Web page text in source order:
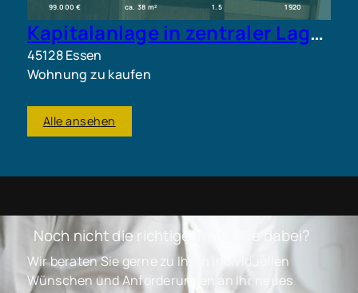
99.000 € ca. 38 m² 1.5 1920
Kapitalanlage in zentraler Lage – vermietete 1,5-Zimmer-Wohnung mit Potenzial
45128 Essen
Wohnung zu kaufen
Alle ansehen
Noch nicht die richtige Immobilie dabei?
Wir beraten Sie gerne zu Ihren individuellen
Wünschen und Anforderungen an Ihr neues